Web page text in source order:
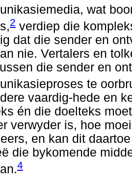
wat
2 verdiep die
dat die sender en
nie. Vertalers en
die sender en
te
vaardig-hede en
én die doelteks
verwyder is, hoe
en kan dit
die bykomende
4